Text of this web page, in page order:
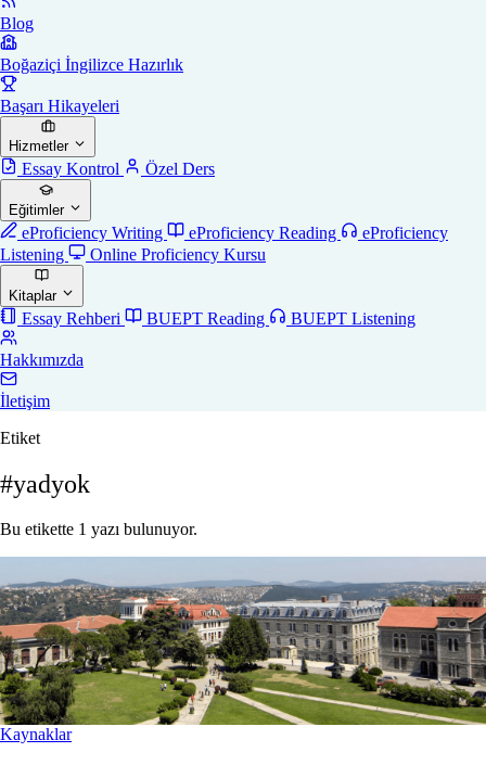
Blog
Boğaziçi İngilizce Hazırlık
Başarı Hikayeleri
Hizmetler
Essay Kontrol Özel Ders
Eğitimler
eProficiency Writing eProficiency Reading
eProficiency
Listening
Online Proficiency Kursu
Kitaplar
Essay Rehberi BUEPT Reading BUEPT Listening
Hakkımızda
İletişim
Etiket
#yadyok
Bu etikette 1 yazı bulunuyor.
Kaynaklar